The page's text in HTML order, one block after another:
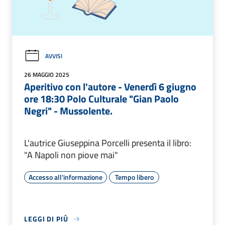
AVVISI
26 MAGGIO 2025
Aperitivo con l'autore - Venerdì 6 giugno
ore 18:30 Polo Culturale "Gian Paolo
Negri" - Mussolente.
L'autrice Giuseppina Porcelli presenta il libro:
"A Napoli non piove mai"
Accesso all'informazione Tempo libero
LEGGI DI PIÙ